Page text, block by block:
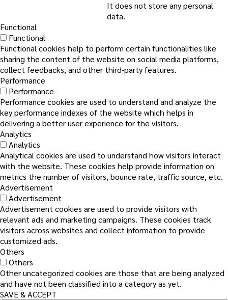
It does not store any personal
data.
Functional
Functional
Functional cookies help to perform certain functionalities like
sharing the content of the website on social media platforms,
collect feedbacks, and other third-party features.
Performance
Performance
Performance cookies are used to understand and analyze the
key performance indexes of the website which helps in
delivering a better user experience for the visitors.
Analytics
Analytics
Analytical cookies are used to understand how visitors interact
with the website. These cookies help provide information on
metrics the number of visitors, bounce rate, traffic source, etc.
Advertisement
Advertisement
Advertisement cookies are used to provide visitors with
relevant ads and marketing campaigns. These cookies track
visitors across websites and collect information to provide
customized ads.
Others
Others
Other uncategorized cookies are those that are being analyzed
and have not been classified into a category as yet.
SAVE & ACCEPT